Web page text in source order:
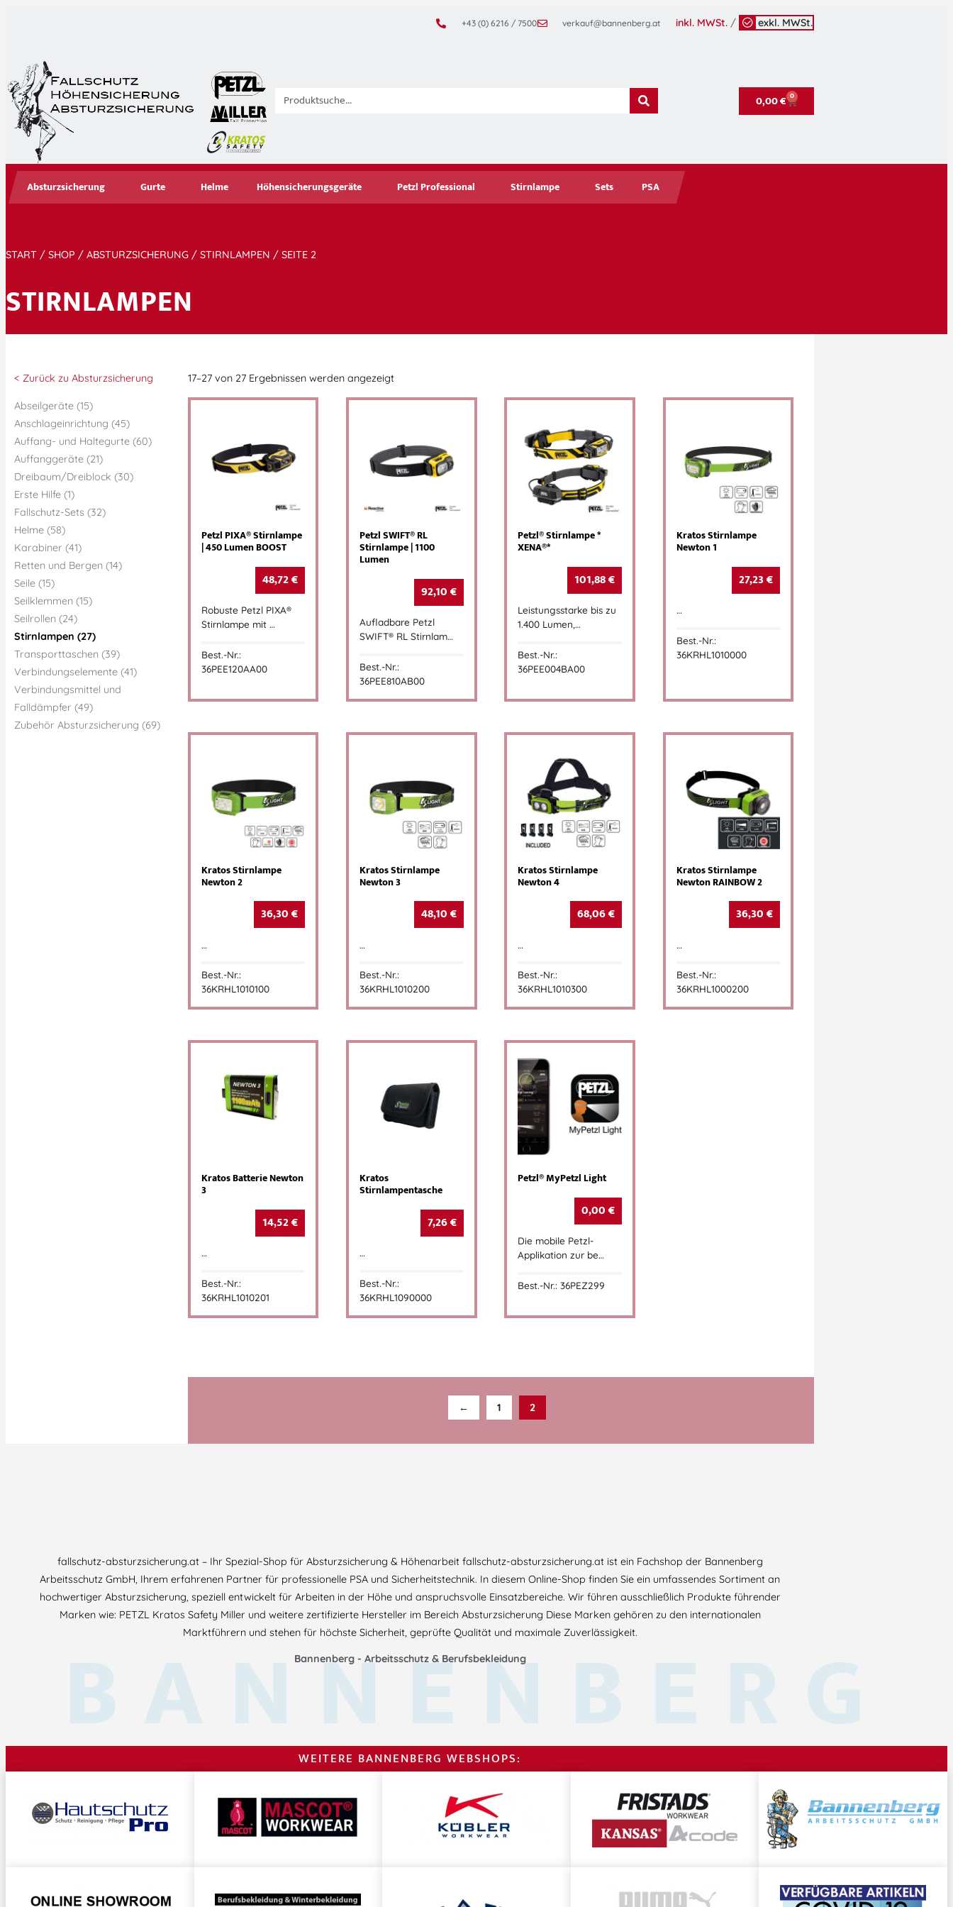
+43 (0) 6216 / 7500 verkauf@bannenberg.at inkl. MWSt./ exkl. MWSt.
0,00€ 0
Absturzsicherung Gurte Helme Höhensicherungsgeräte Petzl Professional Stirnlampe Sets PSA
START / SHOP / ABSTURZSICHERUNG / STIRNLAMPEN / SEITE 2
STIRNLAMPEN
< Zurück zu Absturzsicherung
Abseilgeräte (15)
Anschlageinrichtung (45)
Auffang- und Haltegurte (60)
Auffanggeräte (21)
Dreibaum/Dreiblock (30)
Erste Hilfe (1)
Fallschutz-Sets (32)
Helme (58)
Karabiner (41)
Retten und Bergen (14)
Seile (15)
Seilklemmen (15)
Seilrollen (24)
Stirnlampen (27)
Transporttaschen (39)
Verbindungselemente (41)
Verbindungsmittel und
Falldämpfer (49)
Zubehör Absturzsicherung (69)
17–27 von 27 Ergebnissen werden angezeigt
Petzl PIXA® Stirnlampe
| 450 Lumen BOOST
48,72€
Robuste Petzl PIXA®
Stirnlampe mit …
Best.-Nr.:
36PEE120AA00
Petzl SWIFT® RL
Stirnlampe | 1100
Lumen
92,10€
Aufladbare Petzl
SWIFT® RL Stirnlam…
Best.-Nr.:
36PEE810AB00
Petzl® Stirnlampe *
XENA®*
101,88€
Leistungsstarke bis zu
1.400 Lumen,…
Best.-Nr.:
36PEE004BA00
Kratos Stirnlampe
Newton 1
27,23€
…
Best.-Nr.:
36KRHL1010000
Kratos Stirnlampe
Newton 2
36,30€
…
Best.-Nr.:
36KRHL1010100
Kratos Stirnlampe
Newton 3
48,10€
…
Best.-Nr.:
36KRHL1010200
Kratos Stirnlampe
Newton 4
68,06€
…
Best.-Nr.:
36KRHL1010300
Kratos Stirnlampe
Newton RAINBOW 2
36,30€
…
Best.-Nr.:
36KRHL1000200
Kratos Batterie Newton
3
14,52€
…
Best.-Nr.:
36KRHL1010201
Kratos
Stirnlampentasche
7,26€
…
Best.-Nr.:
36KRHL1090000
Petzl® MyPetzl Light
0,00€
Die mobile Petzl-
Applikation zur be…
Best.-Nr.: 36PEZ299
← 1 2
fallschutz-absturzsicherung.at – Ihr Spezial-Shop für Absturzsicherung & Höhenarbeit fallschutz-absturzsicherung.at ist ein Fachshop der Bannenberg
Arbeitsschutz GmbH, Ihrem erfahrenen Partner für professionelle PSA und Sicherheitstechnik. In diesem Online-Shop finden Sie ein umfassendes Sortiment an
hochwertiger Absturzsicherung, speziell entwickelt für Arbeiten in der Höhe und anspruchsvolle Einsatzbereiche. Wir führen ausschließlich Produkte führender
Marken wie: PETZL Kratos Safety Miller und weitere zertifizierte Hersteller im Bereich Absturzsicherung Diese Marken gehören zu den internationalen
Marktführern und stehen für höchste Sicherheit, geprüfte Qualität und maximale Zuverlässigkeit.
Bannenberg - Arbeitsschutz & Berufsbekleidung
BANNENBERG
WEITERE BANNENBERG WEBSHOPS: